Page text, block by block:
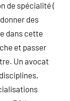
de spécialité (
des
dans cette
et passer
Un avocat